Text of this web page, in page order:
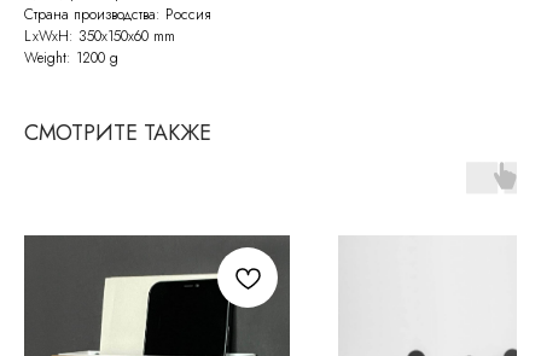
Страна производства: Россия
LxWxH: 350x150x60 mm
Weight: 1200 g
СМОТРИТЕ ТАКЖЕ
СВЯЖИТЕСЬ С НАМИ